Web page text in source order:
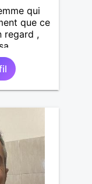
qui
que ce
regard ,
bref tout
pour